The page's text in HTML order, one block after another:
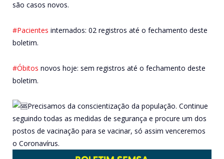
são casos novos.
#Pacientes internados: 02 registros até o fechamento deste
boletim.
#Óbitos novos hoje: sem registros até o fechamento deste
boletim.
Precisamos da conscientização da população. Continue
seguindo todas as medidas de segurança e procure um dos
postos de vacinação para se vacinar, só assim venceremos
o Coronavírus.